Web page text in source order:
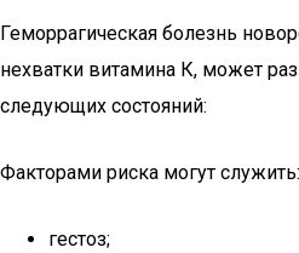
Геморрагическая болезнь
нехватки витамина К, может
следующих состояний:
Факторами риска могут служить:
гестоз;